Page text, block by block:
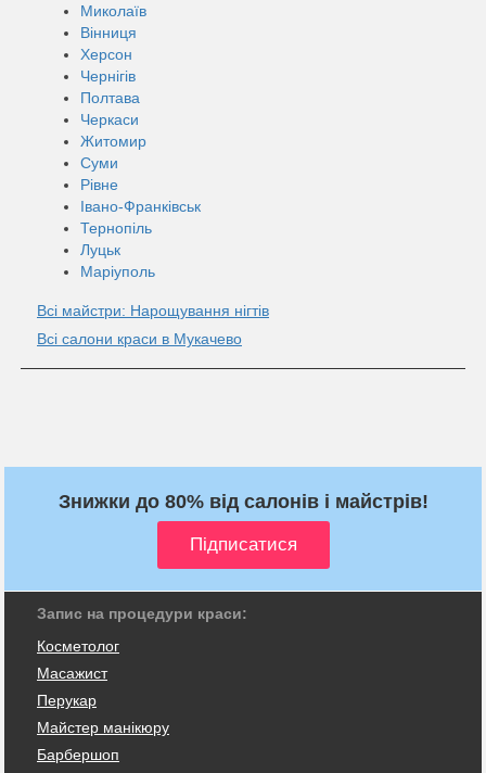
Миколаїв
Вінниця
Херсон
Чернігів
Полтава
Черкаси
Житомир
Суми
Рівне
Івано-Франківськ
Тернопіль
Луцьк
Маріуполь
Всі майстри: Нарощування нігтів
Всі салони краси в Мукачево
Знижки до 80% від салонів і майстрів!
Запис на процедури краси:
Косметолог
Масажист
Перукар
Майстер манікюру
Барбершоп